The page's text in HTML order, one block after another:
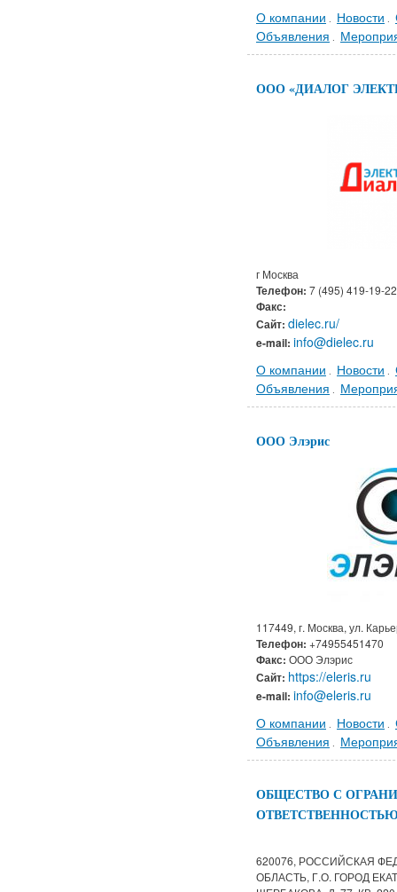
О компании . Новости .
Объявления .
ООО «ДИАЛОГ
г Москва
Телефон: 7 (495) 419-19-22
Факс:
Сайт: dielec.ru/
e-mail: info@dielec.ru
О компании . Новости .
Объявления .
ООО Элэрис
117449, г. Москва, ул.
Телефон: +74955451470
Факс: ООО Элэрис
Сайт: https://eleris.ru
e-mail: info@eleris.ru
О компании . Новости .
Объявления .
ОБЩЕСТВО С
620076, РОССИЙСКАЯ
ОБЛАСТЬ, Г.О. ГОРОД